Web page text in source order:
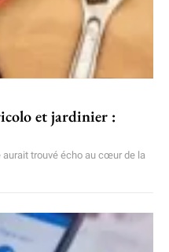
et jardinier :
aurait trouvé écho au cœur de la